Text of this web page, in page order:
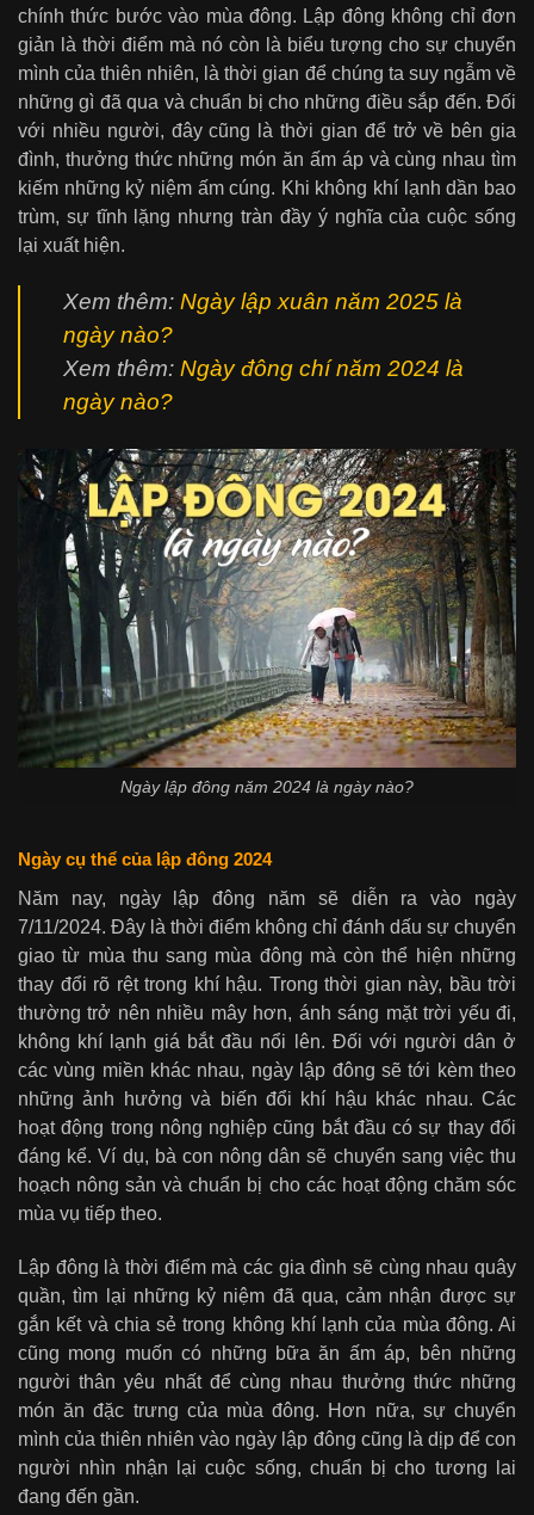
chính thức bước vào mùa đông. Lập đông không chỉ đơn
giản là thời điểm mà nó còn là biểu tượng cho sự chuyển
mình của thiên nhiên, là thời gian để chúng ta suy ngẫm về
những gì đã qua và chuẩn bị cho những điều sắp đến. Đối
với nhiều người, đây cũng là thời gian để trở về bên gia
đình, thưởng thức những món ăn ấm áp và cùng nhau tìm
kiếm những kỷ niệm ấm cúng. Khi không khí lạnh dần bao
trùm, sự tĩnh lặng nhưng tràn đầy ý nghĩa của cuộc sống
lại xuất hiện.
Xem thêm: Ngày lập xuân năm 2025 là
ngày nào?
Xem thêm: Ngày đông chí năm 2024 là
ngày nào?
Ngày lập đông năm 2024 là ngày nào?
Ngày cụ thể của lập đông 2024
Năm nay, ngày lập đông năm sẽ diễn ra vào ngày
7/11/2024. Đây là thời điểm không chỉ đánh dấu sự chuyển
giao từ mùa thu sang mùa đông mà còn thể hiện những
thay đổi rõ rệt trong khí hậu. Trong thời gian này, bầu trời
thường trở nên nhiều mây hơn, ánh sáng mặt trời yếu đi,
không khí lạnh giá bắt đầu nổi lên. Đối với người dân ở
các vùng miền khác nhau, ngày lập đông sẽ tới kèm theo
những ảnh hưởng và biến đổi khí hậu khác nhau. Các
hoạt động trong nông nghiệp cũng bắt đầu có sự thay đổi
đáng kể. Ví dụ, bà con nông dân sẽ chuyển sang việc thu
hoạch nông sản và chuẩn bị cho các hoạt động chăm sóc
mùa vụ tiếp theo.
Lập đông là thời điểm mà các gia đình sẽ cùng nhau quây
quần, tìm lại những kỷ niệm đã qua, cảm nhận được sự
gắn kết và chia sẻ trong không khí lạnh của mùa đông. Ai
cũng mong muốn có những bữa ăn ấm áp, bên những
người thân yêu nhất để cùng nhau thưởng thức những
món ăn đặc trưng của mùa đông. Hơn nữa, sự chuyển
mình của thiên nhiên vào ngày lập đông cũng là dịp để con
người nhìn nhận lại cuộc sống, chuẩn bị cho tương lai
đang đến gần.